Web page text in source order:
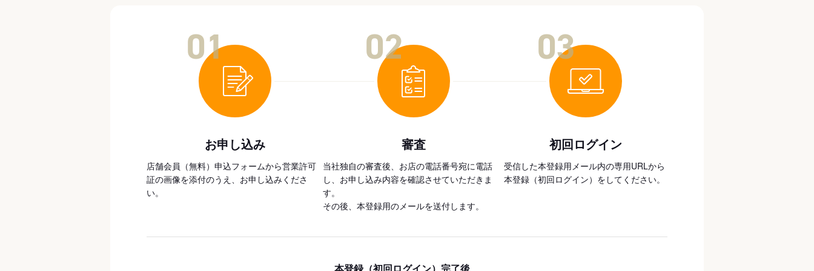
お申し込み
店舗会員（無料）申込フォームから営業許可
証の画像を添付のうえ、お申し込みくださ
い。
審査
当社独自の審査後、お店の電話番号宛に電話
し、お申し込み内容を確認させていただきま
す。
その後、本登録用のメールを送付します。
初回ログイン
受信した本登録用メール内の専用URLから
本登録（初回ログイン）をしてください。